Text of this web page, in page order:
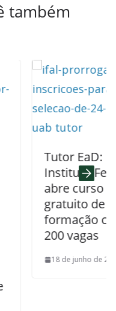
também
Tutor EaD:
Instituto Federal
abre curso
gratuito de
formação com
200 vagas
18 de junho de 2026